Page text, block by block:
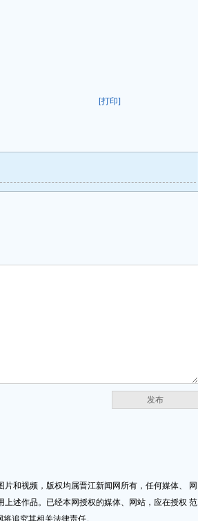
[打印]
发布
和视频，版权均属晋江新闻网所有，任何媒体、 网
述作品。已经本网授权的媒体、网站，应在授权 范
追究其相关法律责任。